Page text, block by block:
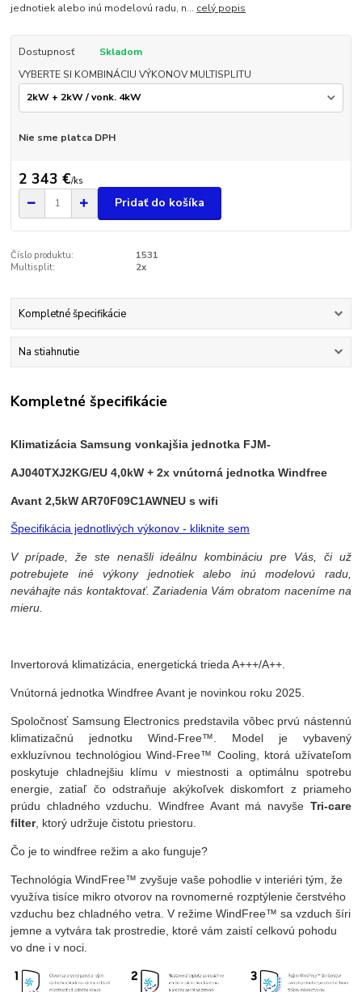
jednotiek alebo inú modelovú radu, n... celý popis
Dostupnosť
Skladom
VYBERTE SI KOMBINÁCIU VÝKONOV MULTISPLITU
Nie sme platca DPH
2 343 €/ks
Pridať do košíka
Číslo produktu:
1531
Multisplit:
2x
Kompletné špecifikácie
Na stiahnutie
Kompletné špecifikácie
Klimatizácia Samsung vonkajšia jednotka FJM-
AJ040TXJ2KG/EU 4,0kW + 2x vnútorná jednotka Windfree
Avant 2,5kW AR70F09C1AWNEUs wifi
Špecifikácia jednotlivých výkonov - kliknite sem
V prípade, že ste nenašli ideálnu kombináciu pre Vás, či už
potrebujete iné výkony jednotiek alebo inú modelovú radu,
neváhajte nás kontaktovať. Zariadenia Vám obratom naceníme na
mieru.
Invertorová klimatizácia, energetická trieda A+++/A++.
Vnútorná jednotka Windfree Avant je novinkou roku 2025.
Spoločnosť Samsung Electronics predstavila vôbec prvú nástennú
klimatizačnú jednotku Wind-Free™. Model je vybavený
exkluzívnou technológiou Wind-Free™ Cooling, ktorá užívateľom
poskytuje chladnejšiu klímu v miestnosti a optimálnu spotrebu
energie, zatiaľ čo odstraňuje akýkoľvek diskomfort z priameho
prúdu chladného vzduchu. Windfree Avant má navyše Tri-care
filter, ktorý udržuje čistotu priestoru.
Čo je to windfree režim a ako funguje?
Technológia WindFree™ zvyšuje vaše pohodlie v interiéri tým, že
využíva tisíce mikro otvorov na rovnomerné rozptýlenie čerstvého
vzduchu bez chladného vetra. V režime WindFree™ sa vzduch šíri
jemne a vytvára tak prostredie, ktoré vám zaistí celkovú pohodu
vo dne i v noci.